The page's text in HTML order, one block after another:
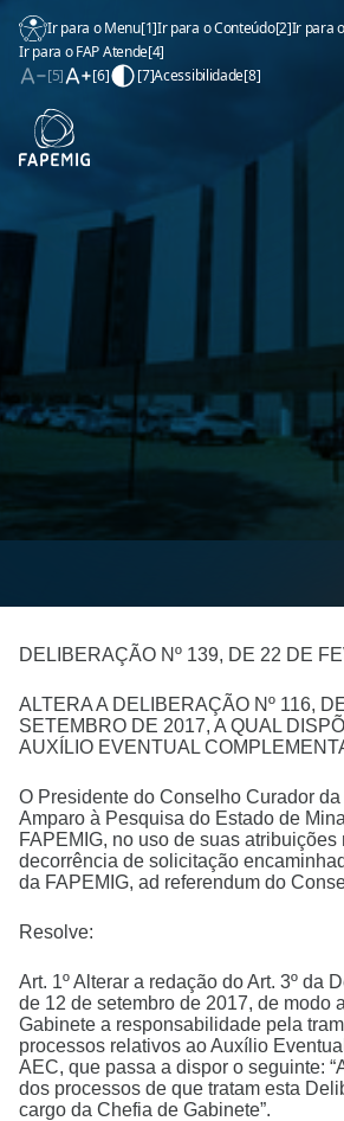
Ir para o Menu[1]Ir para o Conteúdo[2]Ir para
Ir para o FAP Atende[4]
[5]
[6] [7]Acessibilidade[8]
DELIBERAÇÃO Nº 139, DE 22 DE
ALTERA A DELIBERAÇÃO Nº 116,
SETEMBRO DE 2017, A QUAL
AUXÍLIO EVENTUAL
O Presidente do Conselho Curador
Amparo à Pesquisa do Estado de
FAPEMIG, no uso de suas atribuições
decorrência de solicitação
da FAPEMIG, ad referendum do
Resolve:
Art. 1º Alterar a redação do Art. 3º da
de 12 de setembro de 2017, de modo
Gabinete a responsabilidade pela
processos relativos ao Auxílio
AEC, que passa a dispor o seguinte:
dos processos de que tratam esta
cargo da Chefia de Gabinete”.